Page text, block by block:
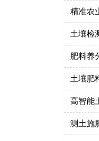
土壤检
高智能
测土施